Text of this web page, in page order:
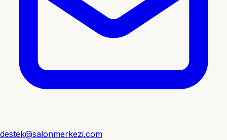
destek@salonmerkezi.com